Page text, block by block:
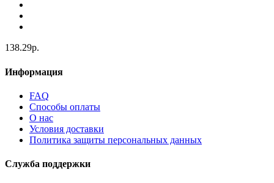
138.29р.
Информация
FAQ
Способы оплаты
О нас
Условия доставки
Политика защиты персональных данных
Служба поддержки